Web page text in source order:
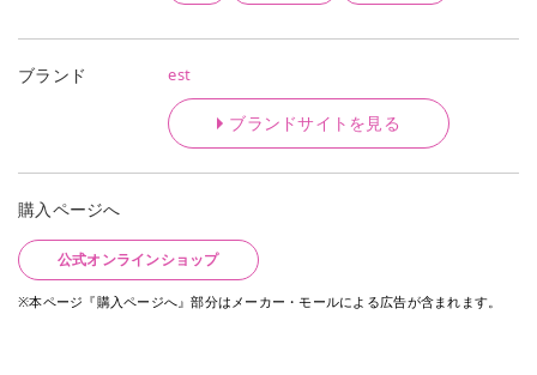
ブランド est
ブランドサイトを見る
購入ページへ
公式オンラインショップ
※本ページ『購入ページへ』部分はメーカー・モールによる広告が含まれます。